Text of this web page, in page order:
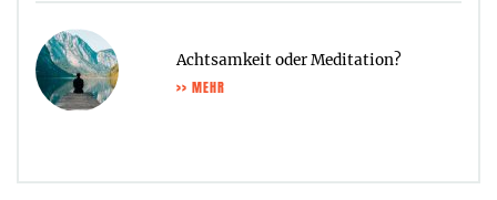
Achtsamkeit oder Meditation?
>> MEHR